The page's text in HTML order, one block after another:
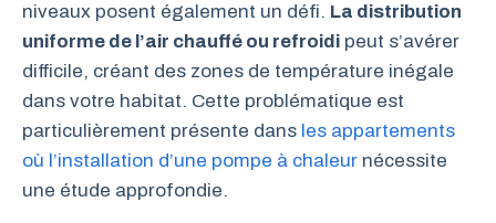
niveaux posent également un défi. La distribution
uniforme de l’air chauffé ou refroidi peut s’avérer
difficile, créant des zones de température inégale
dans votre habitat. Cette problématique est
particulièrement présente dans les appartements
où l’installation d’une pompe à chaleur nécessite
une étude approfondie.